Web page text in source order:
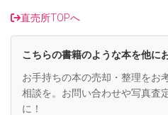
直売所TOPへ
こちらの書籍のような本を他に
お手持ちの本の売却・整理をお
相談を。お問い合わせや写真査
に！